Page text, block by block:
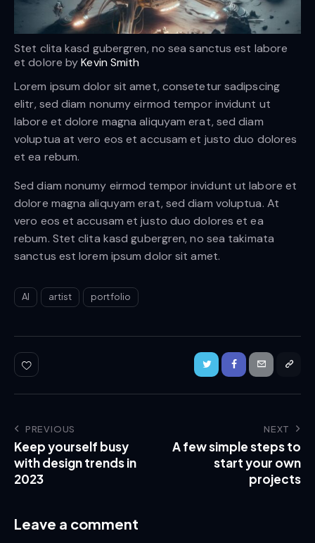
Stet clita kasd gubergren, no sea sanctus est labore
et dolore byKevin Smith
Lorem ipsum dolor sit amet, consetetur sadipscing
elitr, sed diam nonumy eirmod tempor invidunt ut
labore et dolore magna aliquyam erat, sed diam
voluptua at vero eos et accusam et justo duo dolores
et ea rebum.
Sed diam nonumy eirmod tempor invidunt ut labore et
dolore magna aliquyam erat, sed diam voluptua. At
vero eos et accusam et justo duo dolores et ea
rebum. Stet clita kasd gubergren, no sea takimata
sanctus est lorem ipsum dolor sit amet.
AI artist portfolio
PREVIOUS
Keep yourself busy
with design trends in
2023
NEXT
A few simple steps to
start your own
projects
Leave a comment